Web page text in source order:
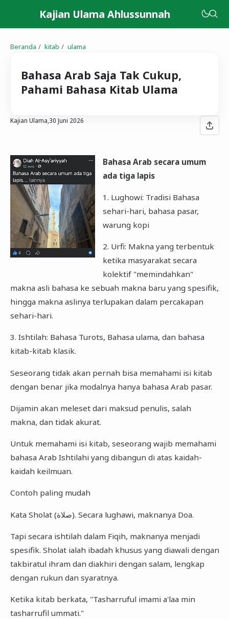
Kajian Ulama Ahlussunnah
Beranda kitab ulama
Bahasa Arab Saja Tak Cukup,
Pahami Bahasa Kitab Ulama
Kajian Ulama, 30 Juni 2026
Bahasa Arab secara umum
ada tiga lapis
1. Lughowi: Tradisi Bahasa
sehari-hari, bahasa pasar,
warung kopi
2. Urfi: Makna yang terbentuk
ketika masyarakat secara
kolektif "memindahkan"
makna asli bahasa ke sebuah makna baru yang spesifik,
hingga makna aslinya terlupakan dalam percakapan
sehari-hari.
3. Ishtilah: Bahasa Turots, Bahasa ulama, dan bahasa
kitab-kitab klasik.
Seseorang tidak akan pernah bisa memahami isi kitab
dengan benar jika modalnya hanya bahasa Arab pasar.
Dijamin akan meleset dari maksud penulis, salah
makna, dan tidak akurat.
Untuk memahami isi kitab, seseorang wajib memahami
bahasa Arab Ishtilahi yang dibangun di atas kaidah-
kaidah keilmuan.
Contoh paling mudah
Kata Sholat (صلاة). Secara lughawi, maknanya Doa.
Tapi secara ishtilah dalam Fiqih, maknanya menjadi
spesifik. Sholat ialah ibadah khusus yang diawali dengan
takbiratul ihram dan diakhiri dengan salam, lengkap
dengan rukun dan syaratnya.
Ketika kitab berkata, "Tasharruful imami a'laa min
tasharrufil ummati."